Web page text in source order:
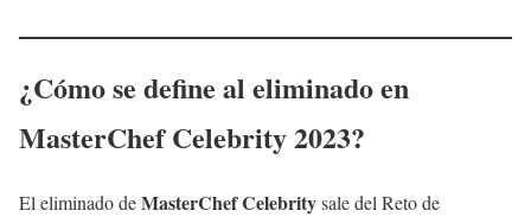
¿Cómo se define al eliminado en
MasterChef Celebrity 2023?
El eliminado deMasterChef Celebritysale del Reto de